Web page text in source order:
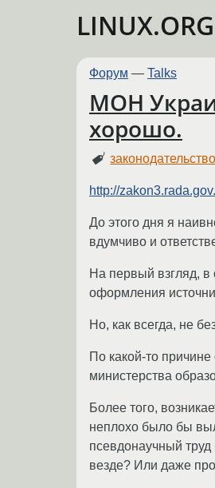
Форум — Talks
МОН
хорошо.
законодательство
http://
До этого дня я
вдумчиво и
На первый взгляд, в
оформления
Но, как всегда, не
По какой-то
министерства
Более того,
неплохо было бы
псевдонаучный
везде? Или даже